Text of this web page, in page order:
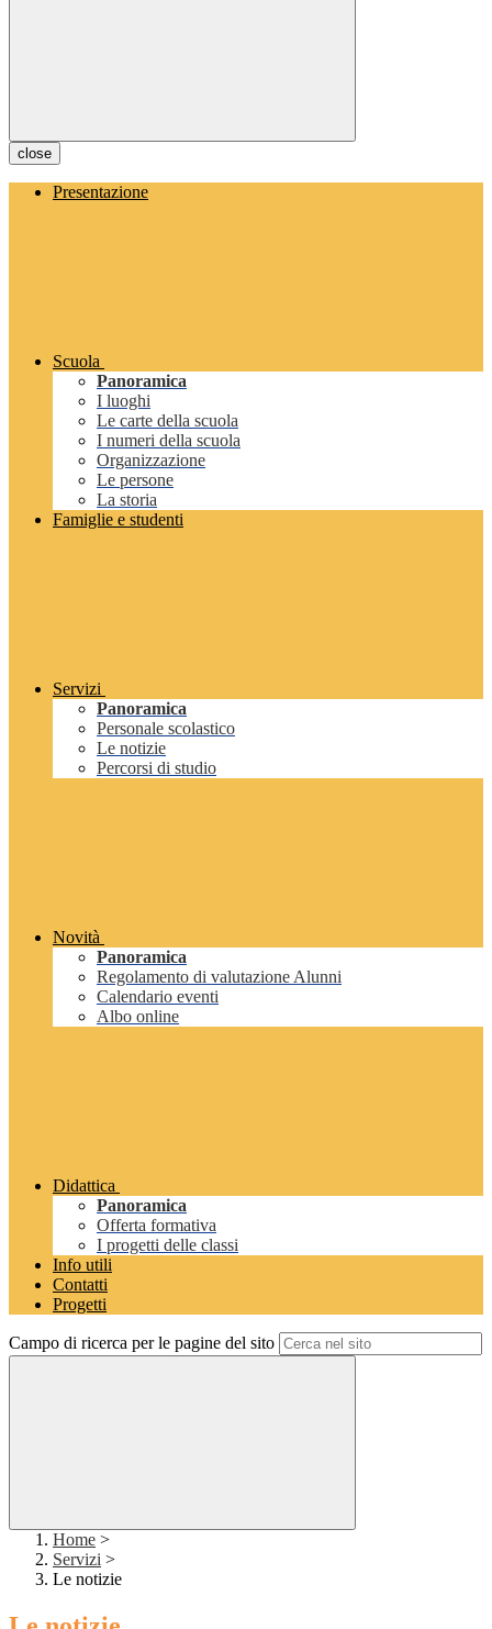
close
Presentazione
Scuola
Panoramica
I luoghi
Le carte della scuola
I numeri della scuola
Organizzazione
Le persone
La storia
Famiglie e studenti
Servizi
Panoramica
Personale scolastico
Le notizie
Percorsi di studio
Novità
Panoramica
Regolamento di valutazione Alunni
Calendario eventi
Albo online
Didattica
Panoramica
Offerta formativa
I progetti delle classi
Info utili
Contatti
Progetti
Campo di ricerca per le pagine del sito
Home >
Servizi >
Le notizie